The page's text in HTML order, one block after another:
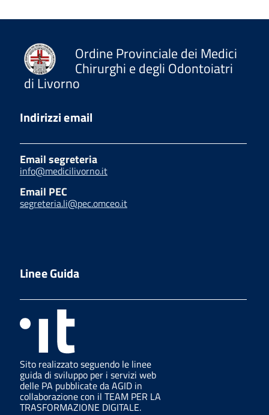
Ordine Provinciale dei Medici
Chirurghi e degli Odontoiatri
di Livorno
Indirizzi email
Email segreteria
info@medicilivorno.it
Email PEC
segreteria.li@pec.omceo.it
Linee Guida
Sito realizzato seguendo le linee
guida di sviluppo per i servizi web
delle PA pubblicate da AGID in
collaborazione con il TEAM PER LA
TRASFORMAZIONE DIGITALE.